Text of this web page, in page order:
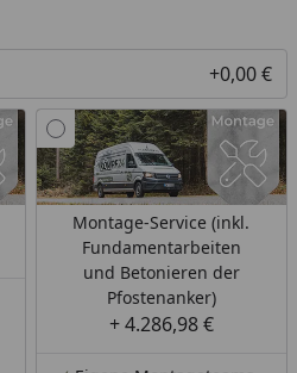
+0,00 €
Montage-Service (inkl.
Fundamentarbeiten
und Betonieren der
Pfostenanker)
+ 4.286,98 €